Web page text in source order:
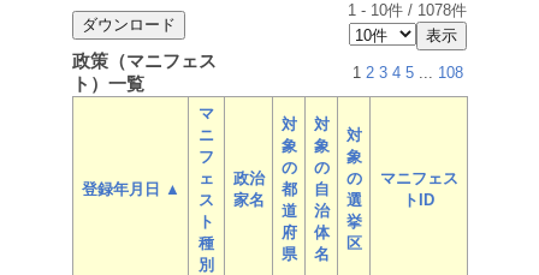
1 - 10件 / 1078件
政策（マニフェス
ト）一覧
1 2 3 4 5 ... 108
登録年月日 ▲
マ
ニ
フ
ェ
ス
ト
種
別
政治
家名
対
象
の
都
道
府
県
対
象
の
自
治
体
名
対
象
の
選
挙
区
マニフェス
トID